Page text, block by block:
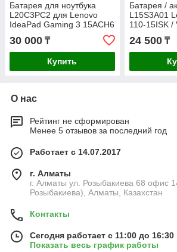
Батарея для ноутбука
L20С3PC2 для Lenovo
IdeaPad Gaming 3 15ACH6
/ 15IHU6 11.52v-3910mAh
ORIGINAL
30 000 ₸
Купить
Батарея /
L15S3A01
110-15ISK /
ORIGINAL
24 500₸
О нас
Рейтинг не сформирован
Менее 5 отзывов за последний год
Работает с 14.07.2017
г. Алматы
г. Алматы ул. Розыбакиева 68 офис
Розыбакиева), Алматы, Казахстан
Контакты
Сегодня работает с 11:00 до 16:30
Показать весь график работы